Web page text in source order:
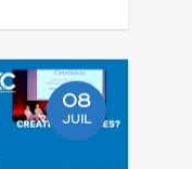
08
JUIL